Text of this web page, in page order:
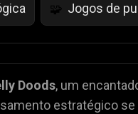
🧩 Jogos de
Doods, um
estratégico